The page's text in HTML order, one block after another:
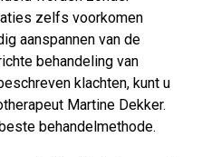
zelfs voorkomen
aanspannen van de
behandeling van
klachten, kunt u
Martine Dekker.
behandelmethode.